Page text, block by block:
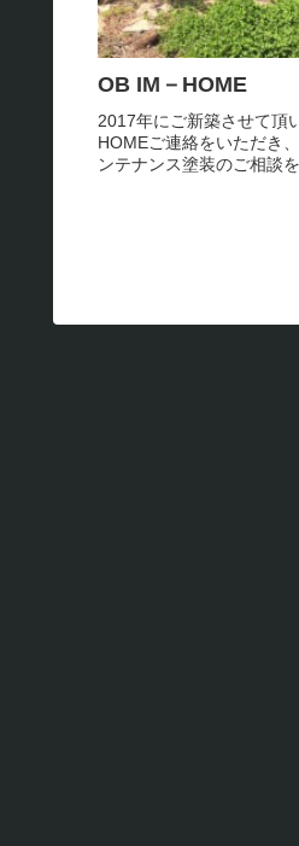
OB IM－HOME
2017年にご新築させて
HOMEご連絡をいただき
ンテナンス塗装のご相談
では スウェーデンの木
木枠のナチュラルな色味